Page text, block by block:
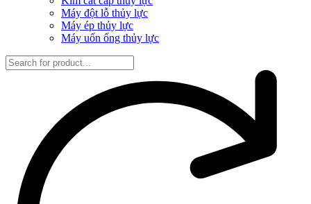
Máy đột lỗ thủy lực
Máy ép thủy lực
Máy uốn ống thủy lực